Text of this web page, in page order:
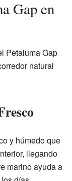
Gap en
Petaluma Gap
natural
y húmedo que
llegando
marino ayuda a